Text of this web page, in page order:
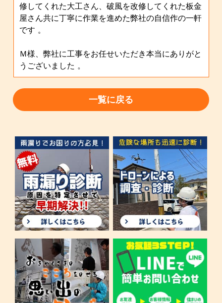
修してくれた大工さん、破風を改修してくれた板金
屋さん共に丁寧に作業を進めた弊社の自信作の一軒
です 。
Ｍ様、弊社に工事をお任せいただき本当にありがと
うございました 。
一覧に戻る